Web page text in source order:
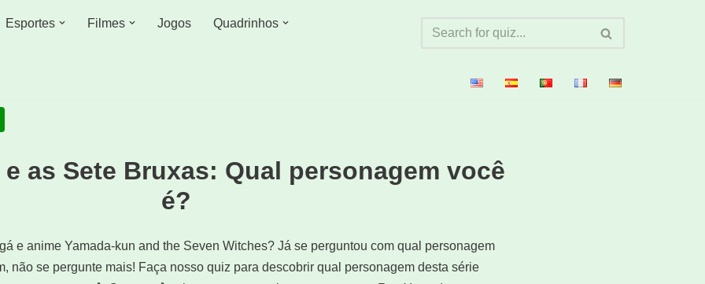
Esportes Filmes Jogos Quadrinhos
e as Sete Bruxas: Qual personagem você
é?
e anime Yamada-kun and the Seven Witches? Já se perguntou com qual personagem
não se pergunte mais! Faça nosso quiz para descobrir qual personagem desta série